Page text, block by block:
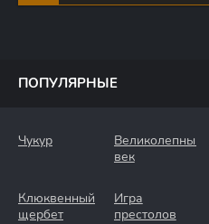
ПОПУЛЯРНЫЕ
Чукур
Великолепный
век
Клюквенный
щербет
Игра
престолов